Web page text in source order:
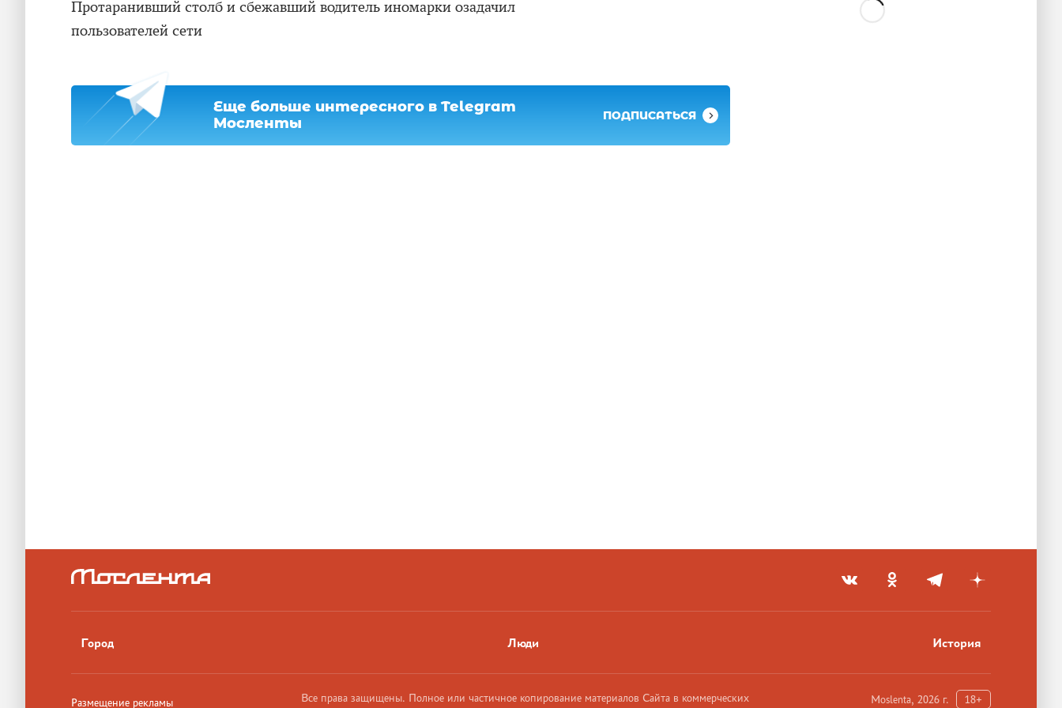
Протаранивший столб и сбежавший водитель иномарки озадачил
пользователей сети
Еще больше интересного в Telegram
Мосленты
ПОДПИСАТЬСЯ
Город Люди История
Размещение рекламы Moslenta, 2026 г. 18+
Все права защищены. Полное или частичное копирование материалов Сайта в коммерческих